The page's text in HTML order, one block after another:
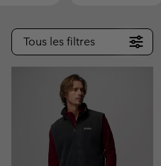
Tous les filtres